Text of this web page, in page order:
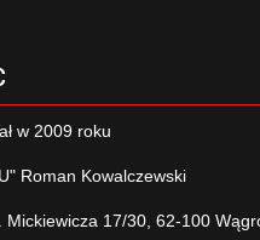
w 2009 roku
Roman Kowalczewski
Mickiewicza 17/30, 62-100